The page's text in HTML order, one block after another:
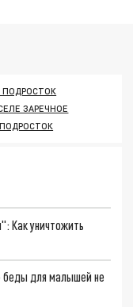
ПОДРОСТОК
ЗАРЕЧНОЕ
Как уничтожить
беды для малышей не